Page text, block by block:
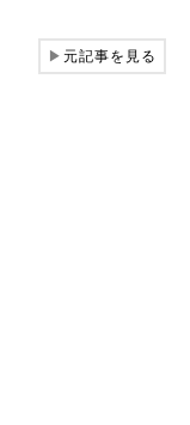
▶元記事を見る